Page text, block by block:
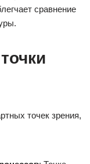
сравнение
точек зрения,